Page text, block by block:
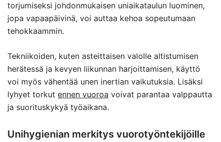
torjumiseksi johdonmukaisen uniaikataulun luominen,
jopa vapaapäivinä, voi auttaa kehoa sopeutumaan
tehokkaammin.
Tekniikoiden, kuten asteittaisen valolle altistumisen
herätessä ja kevyen liikunnan harjoittamisen, käyttö
voi myös vähentää unen inertian vaikutuksia. Lisäksi
lyhyet torkut ennen vuoroa voivat parantaa valppautta
ja suorituskykyä työaikana.
Unihygienian merkitys vuorotyöntekijöille